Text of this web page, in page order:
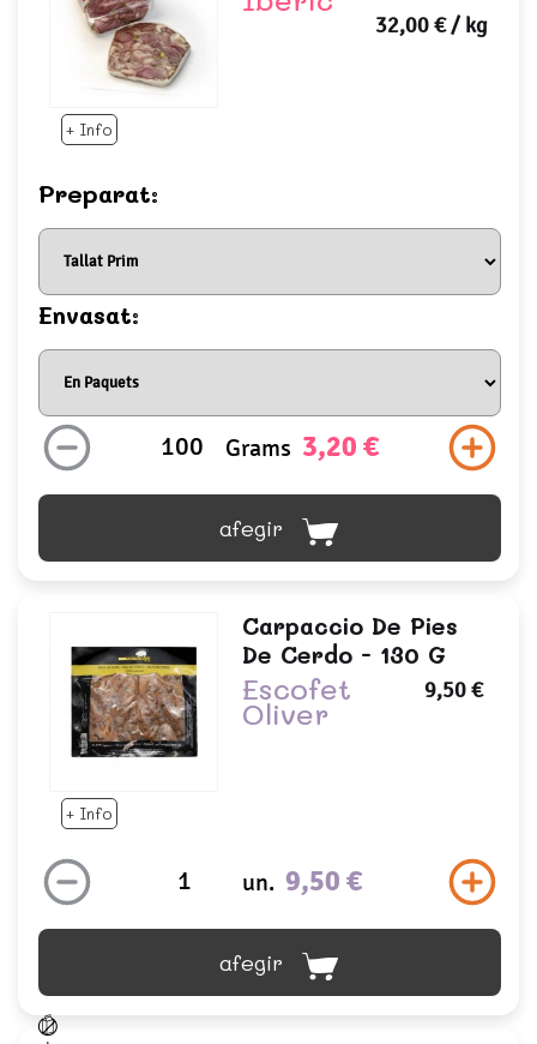
+ Info
32,00 €/ kg
Preparat:
Envasat:
Grams 3,20 €
afegir
+ Info
Carpaccio De Pies
De Cerdo - 130 G
Escofet
Oliver
9,50 €
un. 9,50 €
afegir